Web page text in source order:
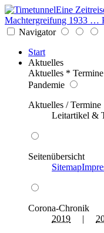
Eine
Machtergreifung 1933 …
Navigator
Start
Aktuelles
Aktuelles *
Pandemie
Aktuelles / Termine
Leitartikel &
Seitenübersicht
Sitemap
Corona-Chronik
2019 |